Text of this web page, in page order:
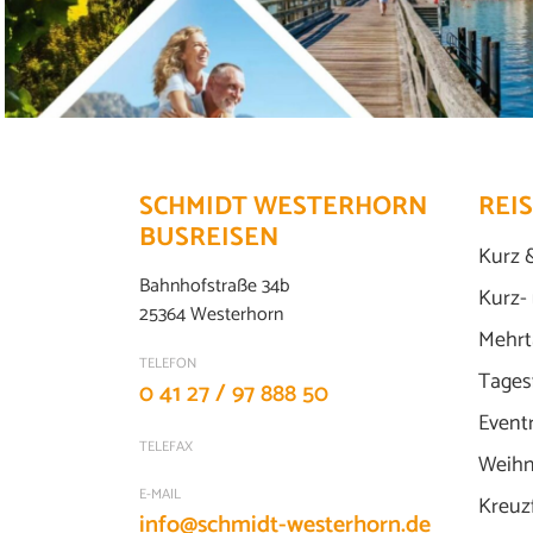
SCHMIDT WESTERHORN
BUSREISEN
Bahnhofstraße 34b
25364 Westerhorn
TELEFON
0 41 27 / 97 888 50
TELEFAX
E-MAIL
Kurz